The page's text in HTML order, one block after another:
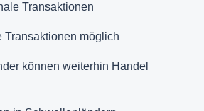
Transaktionen
Transaktionen möglich
können weiterhin Handel